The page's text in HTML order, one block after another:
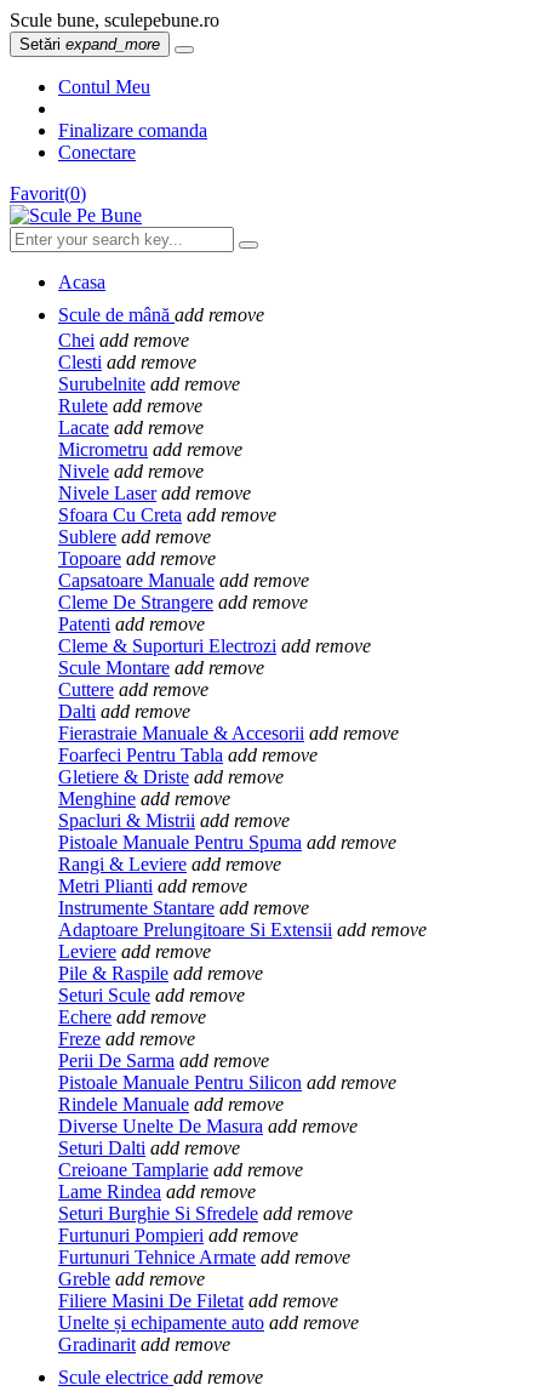
Scule bune, sculepebune.ro
Setări expand_more
Contul Meu
Finalizare comanda
Conectare
Favorit(0)
Acasa
Scule de mână add remove
Chei add remove
Clesti add remove
Surubelnite add remove
Rulete add remove
Lacate add remove
Micrometru add remove
Nivele add remove
Nivele Laser add remove
Sfoara Cu Creta add remove
Sublere add remove
Topoare add remove
Capsatoare Manuale add remove
Cleme De Strangere add remove
Patenti add remove
Cleme & Suporturi Electrozi add remove
Scule Montare add remove
Cuttere add remove
Dalti add remove
Fierastraie Manuale & Accesorii add remove
Foarfeci Pentru Tabla add remove
Gletiere & Driste add remove
Menghine add remove
Spacluri & Mistrii add remove
Pistoale Manuale Pentru Spuma add remove
Rangi & Leviere add remove
Metri Plianti add remove
Instrumente Stantare add remove
Adaptoare Prelungitoare Si Extensii add remove
Leviere add remove
Pile & Raspile add remove
Seturi Scule add remove
Echere add remove
Freze add remove
Perii De Sarma add remove
Pistoale Manuale Pentru Silicon add remove
Rindele Manuale add remove
Diverse Unelte De Masura add remove
Seturi Dalti add remove
Creioane Tamplarie add remove
Lame Rindea add remove
Seturi Burghie Si Sfredele add remove
Furtunuri Pompieri add remove
Furtunuri Tehnice Armate add remove
Greble add remove
Filiere Masini De Filetat add remove
Unelte și echipamente auto add remove
Gradinarit add remove
Scule electrice add remove